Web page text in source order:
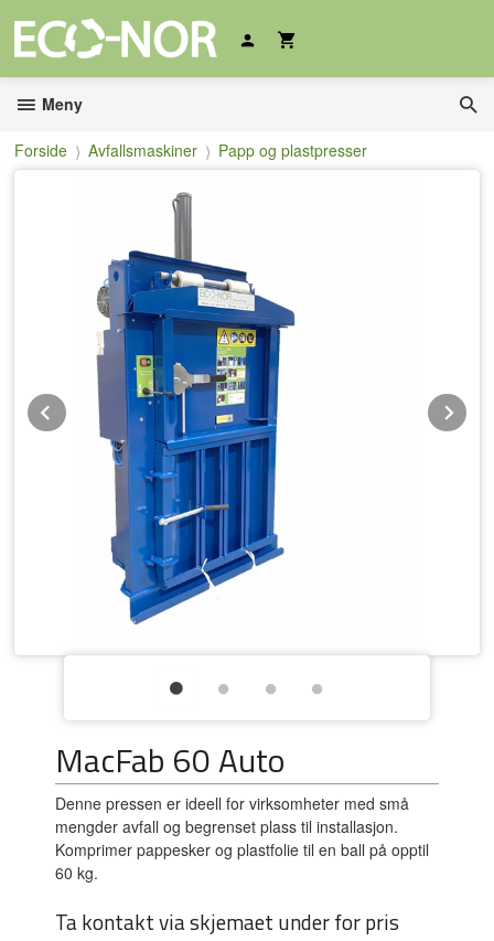
innholdet
Meny
Forside Avfallsmaskiner Papp og plastpresser
Prev
MacFab 60 Auto
Denne pressen er ideell for virksomheter med små
mengder avfall og begrenset plass til installasjon.
Komprimer pappesker og plastfolie til en ball på opptil
60 kg.
Ta kontakt via skjemaet under for pris